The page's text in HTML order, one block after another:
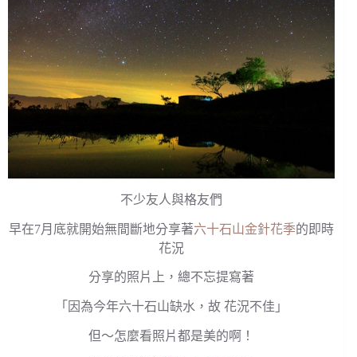
不少友人與格友們
早在7月底就開始無間斷地分享著六十石山金針花季的即時
花況
分享的照片上，總不忘提寫著
「因為今年六十石山缺水，故 花況不佳」
但～怎麼看照片都是美的啊！